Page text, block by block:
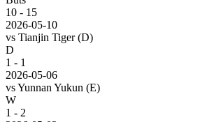
10 - 15
2026-05-10
vs Tianjin Tiger (D)
D
1 - 1
2026-05-06
vsYunnan Yukun (E)
W
1 - 2